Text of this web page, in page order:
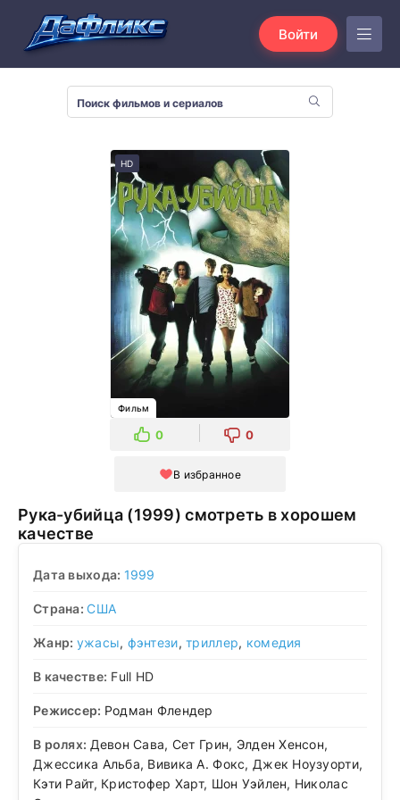
Войти
HD
Фильм
0 0
В избранное
Рука-убийца (1999) смотреть в хорошем
качестве
Дата выхода: 1999
Страна:США
Жанр: ужасы, фэнтези,триллер, комедия
В качестве: Full HD
Режиссер: Родман Флендер
В ролях: Девон Сава, Сет Грин, Элден Хенсон,
Джессика Альба, Вивика А. Фокс, Джек Ноузуорти,
Кэти Райт, Кристофер Харт, Шон Уэйлен, Николас